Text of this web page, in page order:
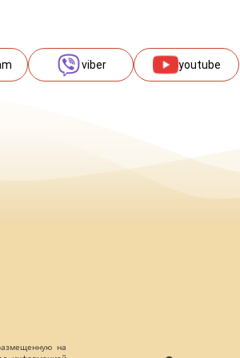
viber youtube
на